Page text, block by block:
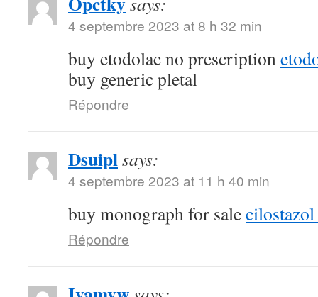
4 septembre 2023 at 8 h 32 min
buy etodolac no prescription
buy generic pletal
Répondre
Dsuiplsays:
4 septembre 2023 at 11 h 40 min
buy monograph for sale
Répondre